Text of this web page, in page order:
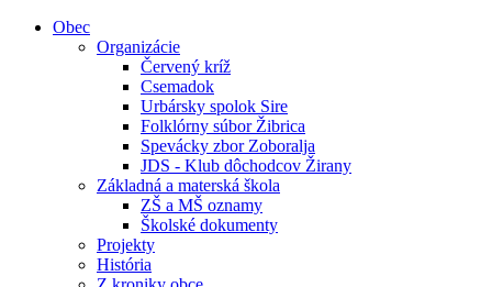
Obec
Organizácie
Červený kríž
Csemadok
Urbársky spolok Sire
Folklórny súbor Žibrica
Spevácky zbor Zoboralja
JDS - Klub dôchodcov Žirany
Základná a materská škola
ZŠ a MŠ oznamy
Školské dokumenty
Projekty
História